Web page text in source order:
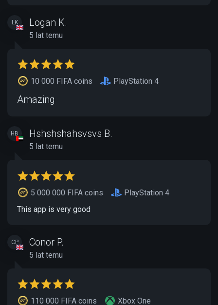
LK Logan K.
5 lat temu
10 000 FIFA coins PlayStation 4
Amazing
HB Hshshshahsvsvs B.
5 lat temu
5 000 000 FIFA coins
PlayStation 4
This app is very good
CP Conor P.
5 lat temu
110 000 FIFA coins Xbox One